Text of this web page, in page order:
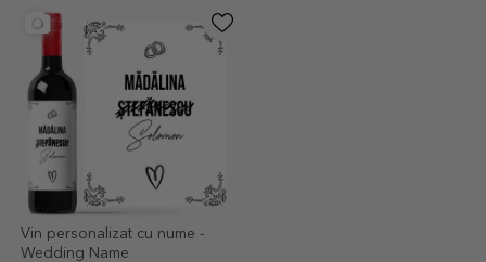
Vin personalizat cu nume -
Wedding Name